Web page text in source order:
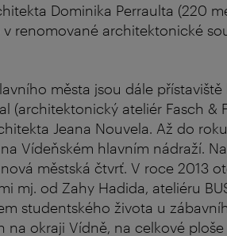
Dominika Perraulta (220
renomované architektonické
města jsou dále přístaviště
(architektonický ateliér Fasch &
Jeana Nouvela. Až do
Vídeňském hlavním nádraží.
městská čtvrť. V roce 2013
mj. od Zahy Hadida, ateliéru
studentského života u
na okraji Vídně, na celkové